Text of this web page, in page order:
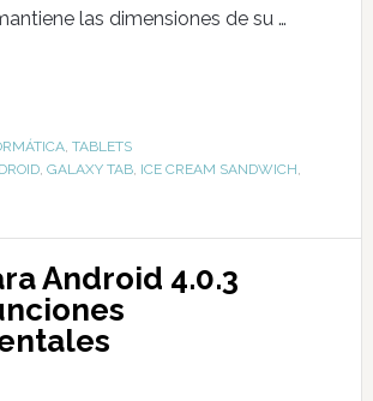
las dimensiones de su …
, TABLETS
, GALAXY TAB, ICE CREAM SANDWICH,
Android 4.0.3